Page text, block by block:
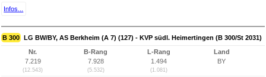
Infos...
B 300 LG BW/BY, AS Berkheim (A 7) (127) - KVP südl. Heimertingen (B 300/St 2031)
Nr.
7.219
(12.543)
B-Rang
7.928
(5.532)
L-Rang
1.494
(1.081)
Land
BY